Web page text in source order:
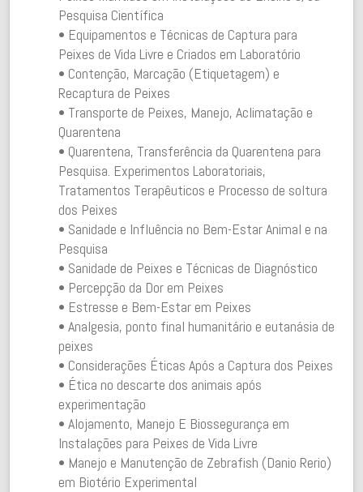
Pesquisa Científica
• Equipamentos e Técnicas de Captura para
Peixes de Vida Livre e Criados em Laboratório
• Contenção, Marcação (Etiquetagem) e
Recaptura de Peixes
• Transporte de Peixes, Manejo, Aclimatação e
Quarentena
• Quarentena, Transferência da Quarentena para
Pesquisa. Experimentos Laboratoriais,
Tratamentos Terapêuticos e Processo de soltura
dos Peixes
• Sanidade e Influência no Bem-Estar Animal e na
Pesquisa
• Sanidade de Peixes e Técnicas de Diagnóstico
• Percepção da Dor em Peixes
• Estresse e Bem-Estar em Peixes
• Analgesia, ponto final humanitário e eutanásia de
peixes
• Considerações Éticas Após a Captura dos Peixes
• Ética no descarte dos animais após
experimentação
• Alojamento, Manejo E Biossegurança em
Instalações para Peixes de Vida Livre
• Manejo e Manutenção de Zebrafish (Danio Rerio)
em Biotério Experimental